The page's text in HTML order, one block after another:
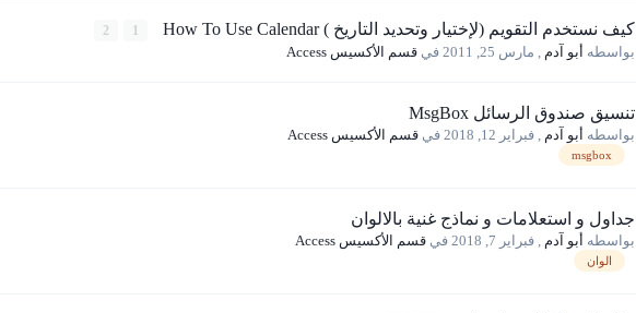
كيف نستخدم التقويم (لإختيار وتحديد التاريخ ) How To Use Calendar 1
2
بواسطه أبو آدم مارس 25, 2011 في قسم الأكسيس Access
تنسيق صندوق الرسائل MsgBox
بواسطه أبو آدم فبراير 12, 2018 في قسم الأكسيس Access
msgbox
جداول و استعلامات و نماذج غنية بالالوان
بواسطه أبو آدم فبراير 7, 2018 في قسم الأكسيس Access
الوان